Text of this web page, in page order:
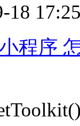
18
程序